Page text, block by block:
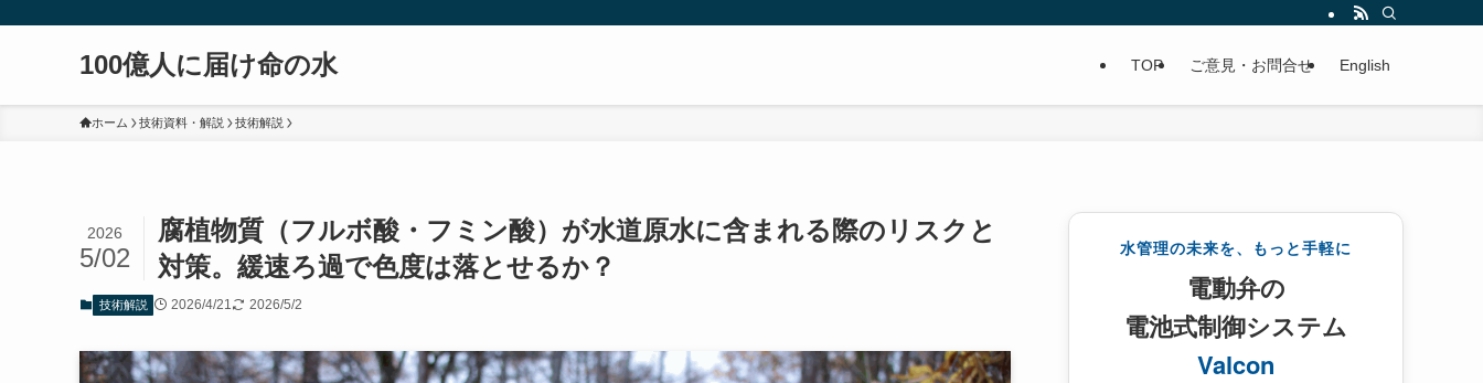
100億人に届け命の水 TOP ご意見・お問合せ English
ホーム 技術資料・解説 技術解説
腐植物質（フルボ酸・フミン酸）が水道原水に含まれる際のリスクと
対策。緩速ろ過で色度は落とせるか？
2026
5/02
技術解説 2026/4/21 2026/5/2
水管理の未来を、もっと手軽に
電動弁の
電池式制御システム
Valcon